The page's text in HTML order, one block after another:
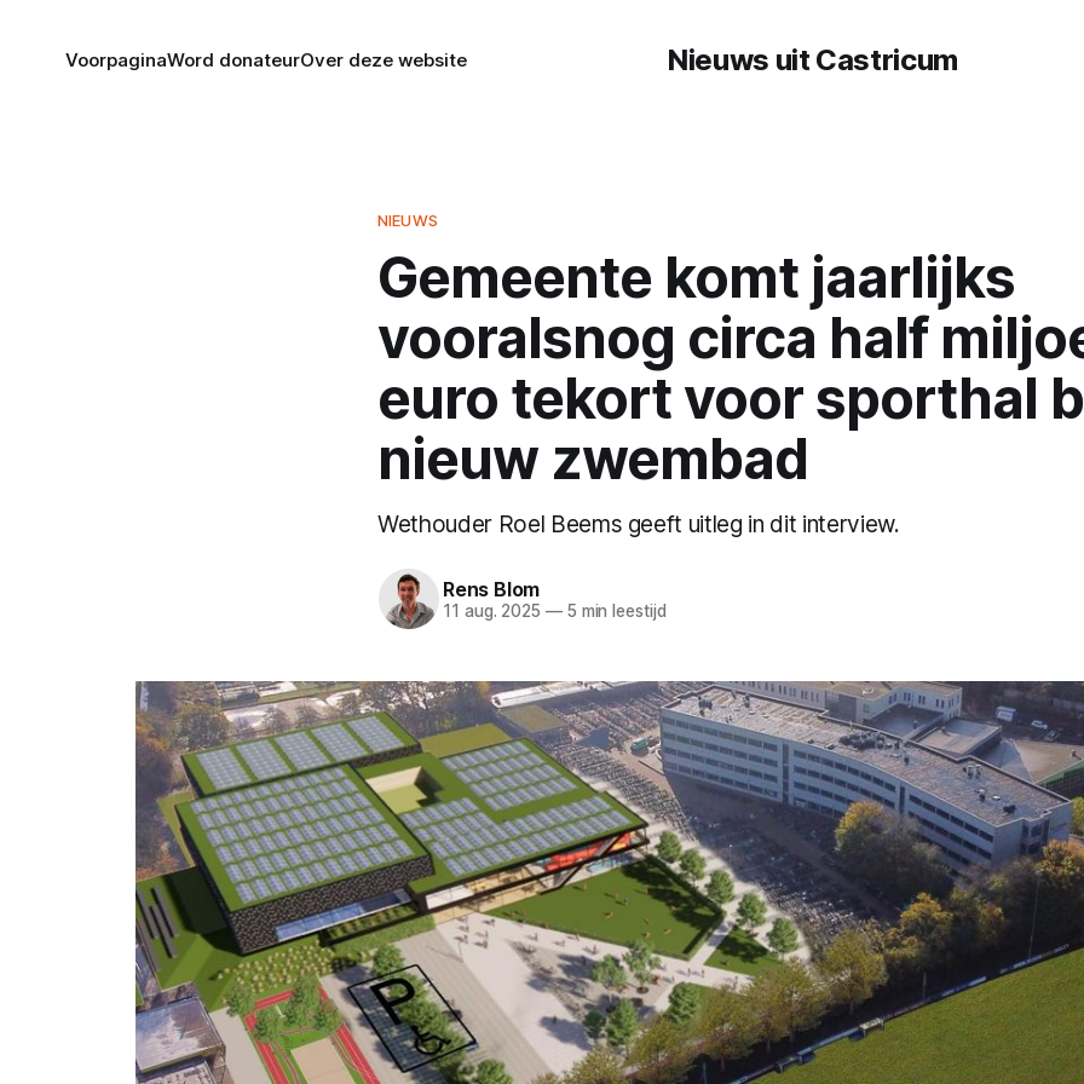
Nieuws uit Castricum
VoorpaginaWord donateurOver deze website
NIEUWS
Gemeente komt jaarlijks
vooralsnog circa half
euro tekort voor sporthal
nieuw zwembad
Wethouder Roel Beems geeft uitleg in dit interview.
Rens Blom
11 aug. 2025 —5 min leestijd